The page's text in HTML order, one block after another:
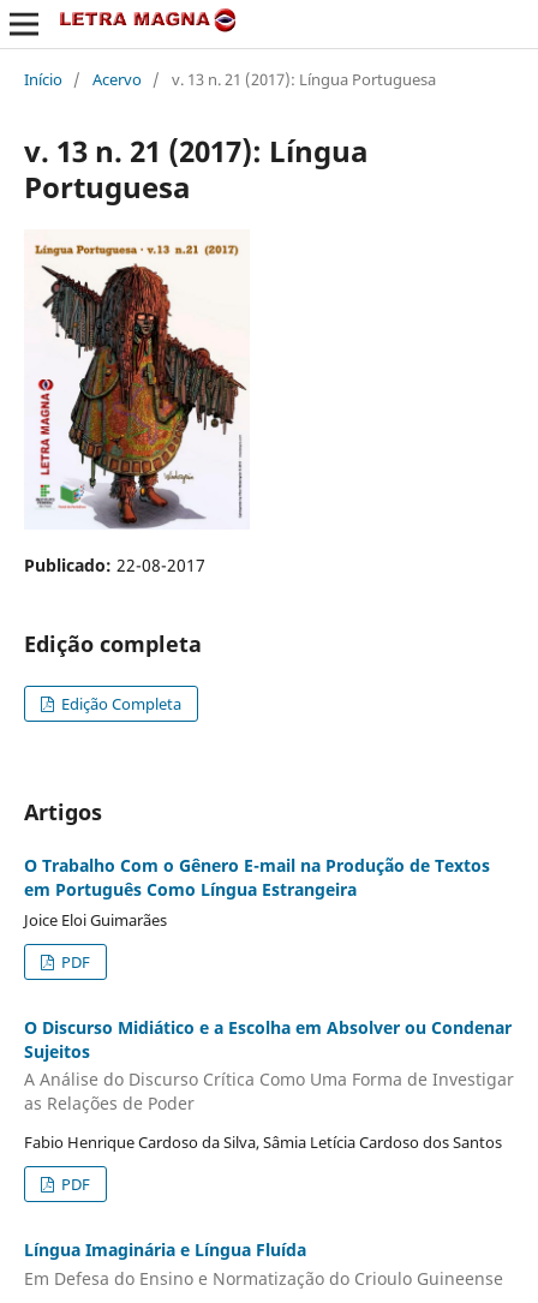
Início / Acervo / v. 13 n. 21 (2017): Língua Portuguesa
v. 13 n. 21 (2017): Língua
Portuguesa
Publicado: 22-08-2017
Edição completa
Edição Completa
Artigos
O Trabalho Com o Gênero E-mail na Produção de Textos
em Português Como Língua Estrangeira
Joice Eloi Guimarães
PDF
O Discurso Midiático e a Escolha em Absolver ou Condenar
Sujeitos
A Análise do Discurso Crítica Como Uma Forma de Investigar
as Relações de Poder
Fabio Henrique Cardoso da Silva, Sâmia Letícia Cardoso dos Santos
PDF
Língua Imaginária e Língua Fluída
Em Defesa do Ensino e Normatização do Crioulo Guineense